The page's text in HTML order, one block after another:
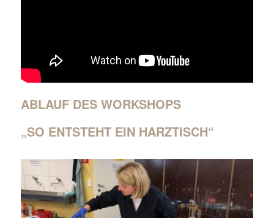
ABLAUF DES WORKSHOPS
„SO ENTSTEHT EIN HARZTISCH“